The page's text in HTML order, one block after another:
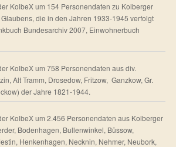
KolbeX um 154 Personendaten zu Kolberger
die in den Jahren 1933-1945 verfolgt
Bundesarchiv 2007, Einwohnerbuch
KolbeX um 758 Personendaten aus div.
Alt Tramm, Drosedow, Fritzow, Ganzkow, Gr.
der Jahre 1821-1944.
KolbeX um 2.456 Personendaten aus Kolberger
Bodenhagen, Bullenwinkel, Büssow,
Henkenhagen, Necknin, Nehmer, Neubork,